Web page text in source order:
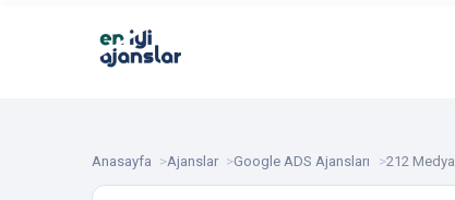
Anasayfa Ajanslar Google ADS Ajansları 212 Medya